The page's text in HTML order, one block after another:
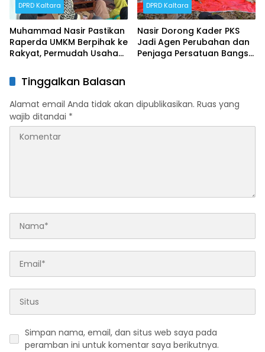
DPRD Kaltara
Muhammad Nasir Pastikan
Raperda UMKM Berpihak ke
Rakyat, Permudah Usaha
DPRD Kaltara
Nasir Dorong Kader PKS
Jadi Agen Perubahan dan
Penjaga Persatuan Bangsa
Tinggalkan Balasan
Alamat email Anda tidak akan dipublikasikan. Ruas yang
wajib ditandai *
Simpan nama, email, dan situs web saya pada
peramban ini untuk komentar saya berikutnya.